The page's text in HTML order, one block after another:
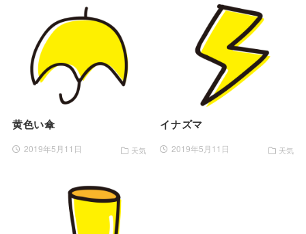
黄色い傘
2019年5月11日 天気
イナズマ
2019年5月11日 天気